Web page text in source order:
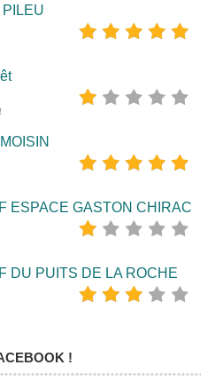
ESPACE GASTON CHIRAC
DU PUITS DE LA ROCHE
!